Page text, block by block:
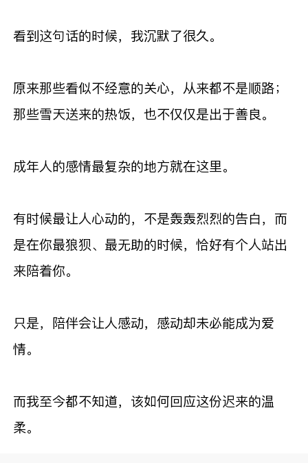
看到这句话的时候，我沉默了很久。
原来那些看似不经意的关心，从来都不是顺路；
那些雪天送来的热饭，也不仅仅是出于善良。
成年人的感情最复杂的地方就在这里。
有时候最让人心动的，不是轰轰烈烈的告白，而
是在你最狼狈、最无助的时候，恰好有个人站出
来陪着你。
只是，陪伴会让人感动，感动却未必能成为爱
情。
而我至今都不知道，该如何回应这份迟来的温
柔。